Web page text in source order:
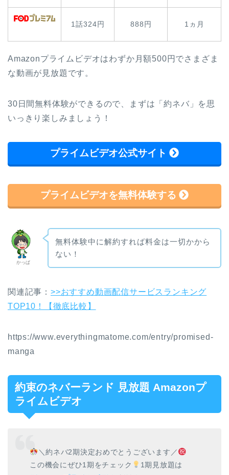
1話324円 888円 1ヵ月
Amazonプライムビデオはわずか月額500円でさまざま
な動画が見放題です。
30日間無料体験ができるので、まずは「約ネバ」を思
いっきり楽しみましょう！
プライムビデオ公式サイト
プライムビデオを無料体験する
かっぱ
無料体験中に解約すれば料金は一切かから
ない！
関連記事： >>おすすめ動画配信サービスランキング
TOP10！【徹底比較】
https://www.everythingmatome.com/entry/promised-
manga
約束のネバーランド 見放題 Amazonプ
ライムビデオ
＼約ネバ2期決定おめでとうございます／
この機会にぜひ1期をチェック
1期見放題は